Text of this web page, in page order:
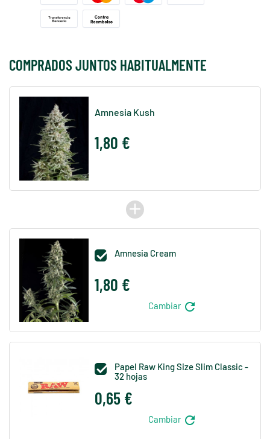
COMPRADOS JUNTOS HABITUALMENTE
Amnesia Kush
1,80 €
add
 Amnesia Cream
1,80 €
Cambiar refresh

Papel Raw King Size Slim Classic -
32 hojas
0,65 €
Cambiar refresh